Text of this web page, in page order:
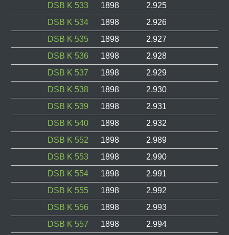
DSB K 533
1898
2.925
DSB K 534
1898
2.926
DSB K 535
1898
2.927
DSB K 536
1898
2.928
DSB K 537
1898
2.929
DSB K 538
1898
2.930
DSB K 539
1898
2.931
DSB K 540
1898
2.932
DSB K 552
1898
2.989
DSB K 553
1898
2.990
DSB K 554
1898
2.991
DSB K 555
1898
2.992
DSB K 556
1898
2.993
DSB K 557
1898
2.994